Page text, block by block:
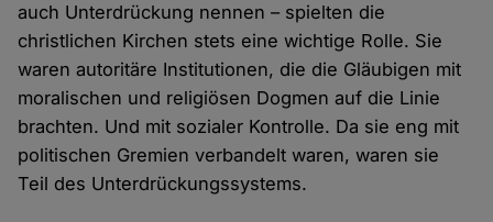
auch Unterdrückung nennen – spielten die
christlichen Kirchen stets eine wichtige Rolle. Sie
waren autoritäre Institutionen, die die Gläubigen mit
moralischen und religiösen Dogmen auf die Linie
brachten. Und mit sozialer Kontrolle. Da sie eng mit
politischen Gremien verbandelt waren, waren sie
Teil des Unterdrückungssystems.